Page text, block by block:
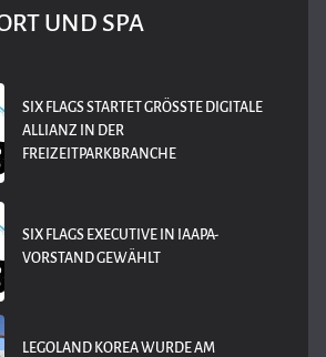
UND SPA
SIX FLAGS STARTET GRÖSSTE DIGITALE A
LLIANZ IN DER F
REIZEITPARKBRANCHE
SIX FLAGS EXECUTIVE IN IAAPA-
VORSTAND GEWÄHLT
LEGOLAND KOREA WURDE AM